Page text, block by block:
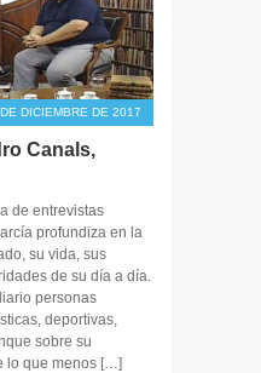
DICIEMBRE DE 2017
Canals,
de entrevistas
profundiza en la
su vida, sus
de su día a día.
personas
deportivas,
sobre su
lo que menos […]